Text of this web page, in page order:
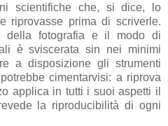
scientifiche che, si dice, lo
riprovasse prima di scriverle.
della fotografia e il modo di
è sviscerata sin nei minimi
a disposizione gli strumenti
cimentarvisi: a riprova
applica in tutti i suoi aspetti il
la riproducibilità di ogni